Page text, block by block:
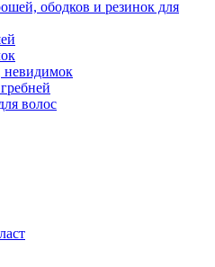
ободков и резинок для
волос